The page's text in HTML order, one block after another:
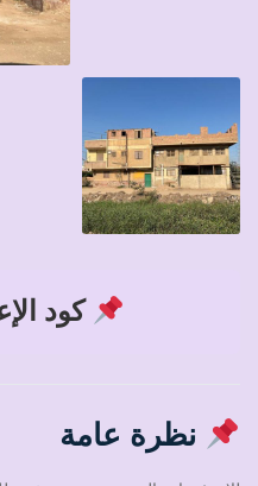
كود
نظرة عامة